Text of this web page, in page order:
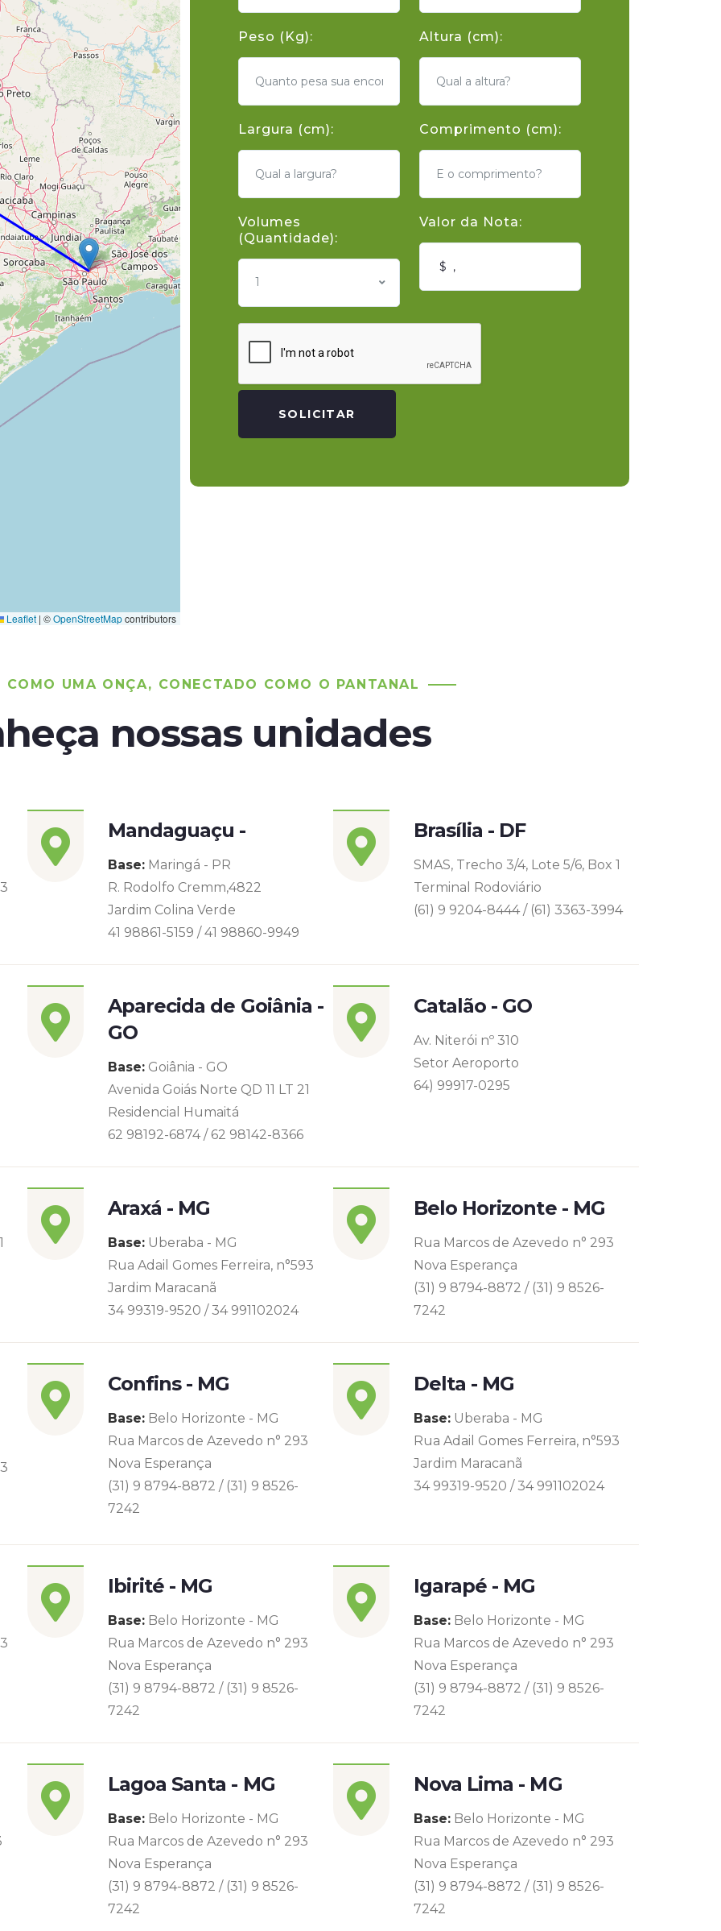
Leaflet | ©OpenStreetMapcontributors
Peso (Kg): Altura (cm):
Largura (cm): Comprimento (cm):
Volumes
(Quantidade):
1
Valor da Nota:
SOLICITAR
COMO UMA ONÇA, CONECTADO COMO O PANTANAL
nossas unidades
Mandaguaçu -
Base: Maringá - PR
R. Rodolfo Cremm,4822
Jardim Colina Verde
41 98861-5159 / 41 98860-9949
Brasília - DF
SMAS, Trecho 3/4, Lote 5/6, Box 1
Terminal Rodoviário
(61) 9 9204-8444 / (61) 3363-3994
Aparecida de Goiânia -
GO
Base: Goiânia - GO
Avenida Goiás Norte QD 11 LT 21
Residencial Humaitá
62 98192-6874 / 62 98142-8366
Catalão - GO
Av. Niterói nº 310
Setor Aeroporto
64) 99917-0295
Araxá - MG
Base: Uberaba - MG
Rua Adail Gomes Ferreira, n°593
Jardim Maracanã
34 99319-9520 / 34 991102024
Belo Horizonte - MG
Rua Marcos de Azevedo n° 293
Nova Esperança
(31) 9 8794-8872 / (31) 9 8526-
7242
Confins - MG
Base: Belo Horizonte - MG
Rua Marcos de Azevedo n° 293
Nova Esperança
(31) 9 8794-8872 / (31) 9 8526-
7242
Delta - MG
Base: Uberaba - MG
Rua Adail Gomes Ferreira, n°593
Jardim Maracanã
34 99319-9520 / 34 991102024
Ibirité - MG
Base: Belo Horizonte - MG
Rua Marcos de Azevedo n° 293
Nova Esperança
(31) 9 8794-8872 / (31) 9 8526-
7242
Igarapé - MG
Base: Belo Horizonte - MG
Rua Marcos de Azevedo n° 293
Nova Esperança
(31) 9 8794-8872 / (31) 9 8526-
7242
Lagoa Santa - MG
Base: Belo Horizonte - MG
Rua Marcos de Azevedo n° 293
Nova Esperança
(31) 9 8794-8872 / (31) 9 8526-
7242
Nova Lima - MG
Base: Belo Horizonte - MG
Rua Marcos de Azevedo n° 293
Nova Esperança
(31) 9 8794-8872 / (31) 9 8526-
7242